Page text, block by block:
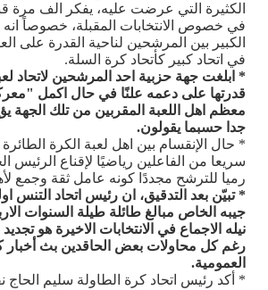
الكثيرة التي عرضت عليه، يفكر الف مرة
في خصوص الانتخابات المقبلة، خصوصاً
الكبير بين المرشحين لناحية القدرة على
في اتحاد كبير كأتحاد كرة السلة.
* ابلغت جهة حزبية احد المرشحين لاتحاد
قدرتها على دعمه علنًا في حال اكمل
معظم اهل اللعبة المقربين من تلك الجهة
جدا حسبما يقولون.
* حال الإنقسام بين اهل لعبة الكرة
سريعا من الفاعلين رياضيًا لإقناع الرئيس
رميا للترشح مجددًا كونه عامل ثقة وجمع
* تبيّن بعد التدقيق، ان رئيس اتحاد التنس
جيبه الخاص مبالغ طائلة طيلة السنوات
نيله الاجماع في الانتخابات الاخيرة هو تجديد
رغم كل محاولات بعض الحاقدين بث أخبار
العمومية.
* أكد رئيس اتحاد كرة الطاولة سليم الحاج